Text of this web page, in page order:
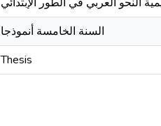
السنة الخامسة أنموذجا
Thesis